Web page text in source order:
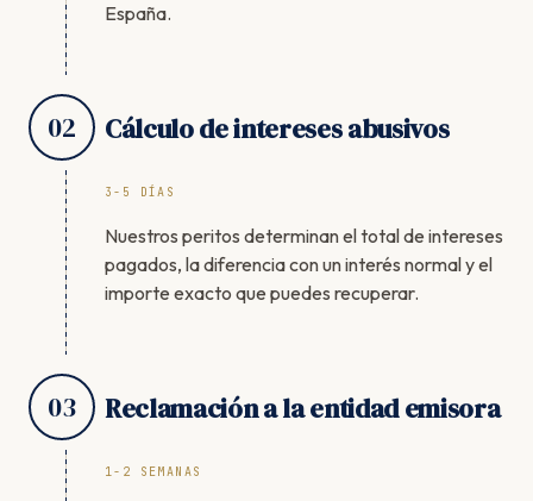
España.
02 Cálculo de intereses abusivos
3-5 DÍAS
Nuestros peritos determinan el total de intereses
pagados, la diferencia con un interés normal y el
importe exacto que puedes recuperar.
03 Reclamación a la entidad emisora
1-2 SEMANAS